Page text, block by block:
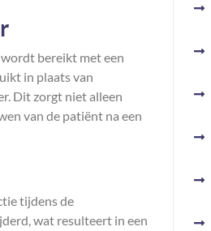
bereikt met een
in plaats van
Dit zorgt niet alleen
van de patiënt na een
tijdens de
wat resulteert in een